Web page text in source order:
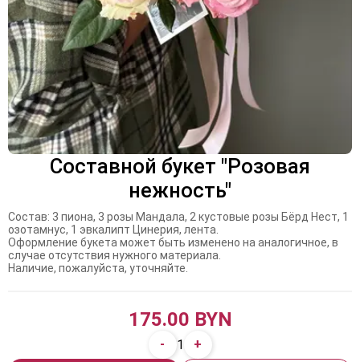
Составной букет "Розовая
нежность"
Состав: 3 пиона, 3 розы Мандала, 2 кустовые розы Бёрд Нест, 1
озотамнус, 1 эвкалипт Цинерия, лента.
Оформление букета может быть изменено на аналогичное, в
случае отсутствия нужного материала.
Наличие, пожалуйста, уточняйте.
175.00 BYN
- 1 +